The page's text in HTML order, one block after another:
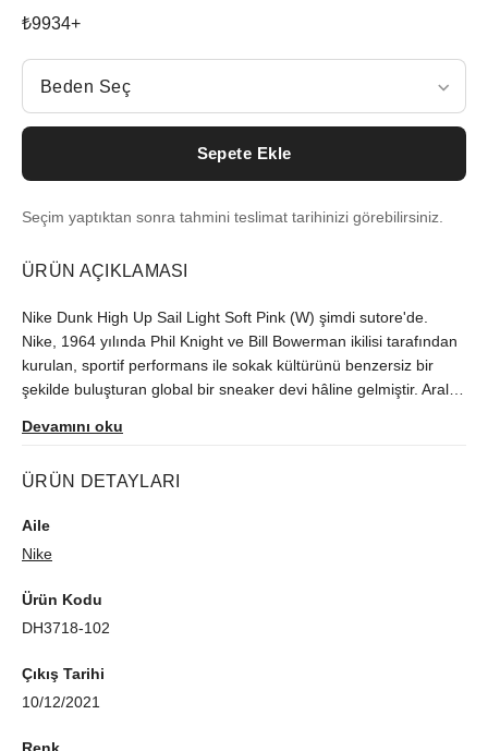
₺9934+
Beden Seç
Beden Seç
Sepete Ekle
Seçim yaptıktan sonra tahmini teslimat tarihinizi görebilirsiniz.
ÜRÜN AÇIKLAMASI
Nike Dunk High Up Sail Light Soft Pink (W) şimdi sutore'de.
Nike, 1964 yılında Phil Knight ve Bill Bowerman ikilisi tarafından
kurulan, sportif performans ile sokak kültürünü benzersiz bir
şekilde buluşturan global bir sneaker devi hâline gelmiştir. Aralık
orijinallik kontrolünün ardından size ulaştırılır.
Devamını oku
ÜRÜN DETAYLARI
Aile
Nike
Ürün Kodu
DH3718-102
Çıkış Tarihi
10/12/2021
Renk